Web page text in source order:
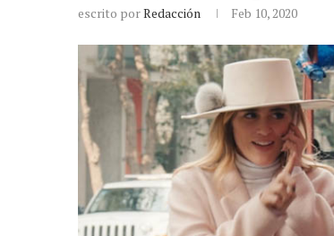
escrito porRedacción Feb 10, 2020